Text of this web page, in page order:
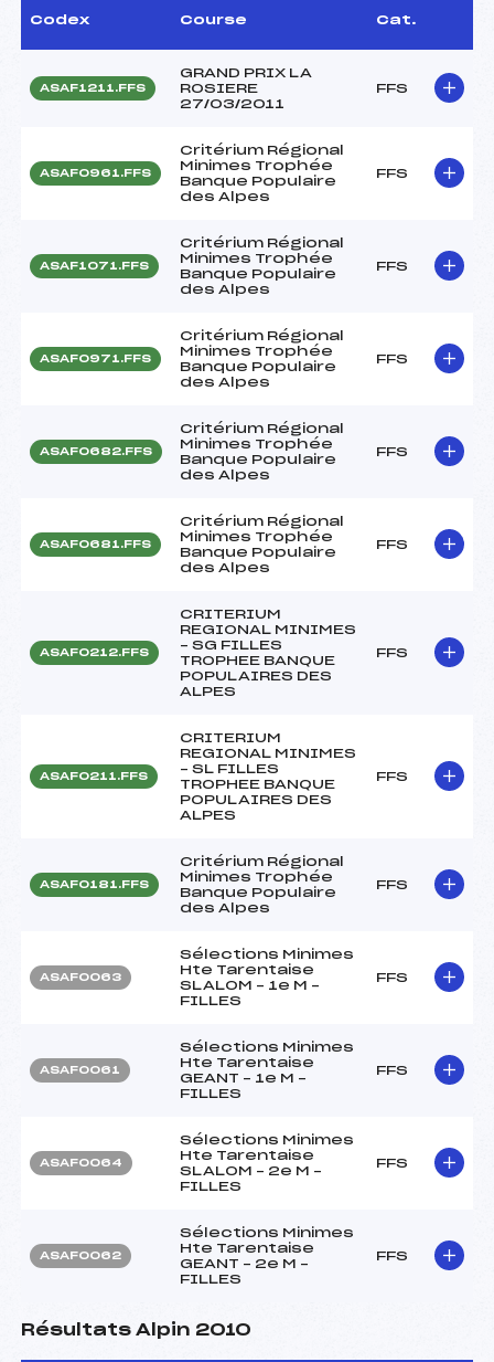
Codex Course Cat.
ASAF1211.FFS
GRAND PRIX LA
ROSIERE
27/03/2011
FFS
ASAF0961.FFS
Critérium Régional
Minimes Trophée
Banque Populaire
des Alpes
FFS
ASAF1071.FFS
Critérium Régional
Minimes Trophée
Banque Populaire
des Alpes
FFS
ASAF0971.FFS
Critérium Régional
Minimes Trophée
Banque Populaire
des Alpes
FFS
ASAF0682.FFS
Critérium Régional
Minimes Trophée
Banque Populaire
des Alpes
FFS
ASAF0681.FFS
Critérium Régional
Minimes Trophée
Banque Populaire
des Alpes
FFS
ASAF0212.FFS
CRITERIUM
REGIONAL MINIMES
– SG FILLES
TROPHEE BANQUE
POPULAIRES DES
ALPES
FFS
ASAF0211.FFS
CRITERIUM
REGIONAL MINIMES
– SL FILLES
TROPHEE BANQUE
POPULAIRES DES
ALPES
FFS
ASAF0181.FFS
Critérium Régional
Minimes Trophée
Banque Populaire
des Alpes
FFS
ASAF0063
Sélections Minimes
Hte Tarentaise
SLALOM – 1e M –
FILLES
FFS
ASAF0061
Sélections Minimes
Hte Tarentaise
GEANT – 1e M –
FILLES
FFS
ASAF0064
Sélections Minimes
Hte Tarentaise
SLALOM – 2e M –
FILLES
FFS
ASAF0062
Sélections Minimes
Hte Tarentaise
GEANT – 2e M –
FILLES
FFS
Résultats Alpin 2010